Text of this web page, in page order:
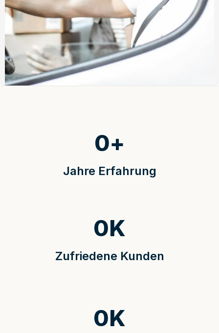
Jahre Erfahrung
0+
Zufriedene Kunden
0K
0K